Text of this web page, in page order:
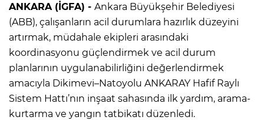
ANKARA (İGFA) - Ankara Büyükşehir Belediyesi
(ABB), çalışanların acil durumlara hazırlık düzeyini
artırmak, müdahale ekipleri arasındaki
koordinasyonu güçlendirmek ve acil durum
planlarının uygulanabilirliğini değerlendirmek
amacıyla Dikimevi–Natoyolu ANKARAY Hafif Raylı
Sistem Hattı’nın inşaat sahasında ilk yardım, arama-
kurtarma ve yangın tatbikatı düzenledi.